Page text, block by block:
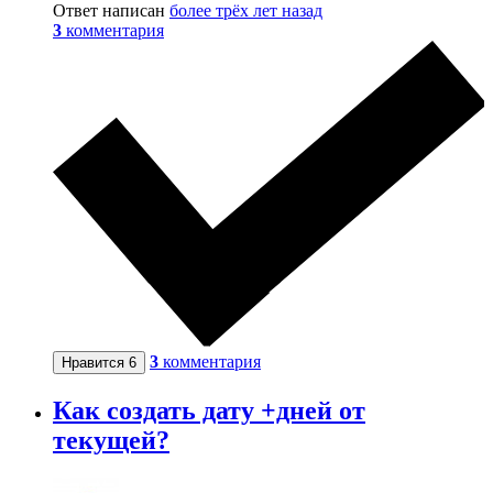
Ответ написан более трёх лет назад
3 комментария
Нравится 6 3 комментария
Как создать дату +дней от
текущей?